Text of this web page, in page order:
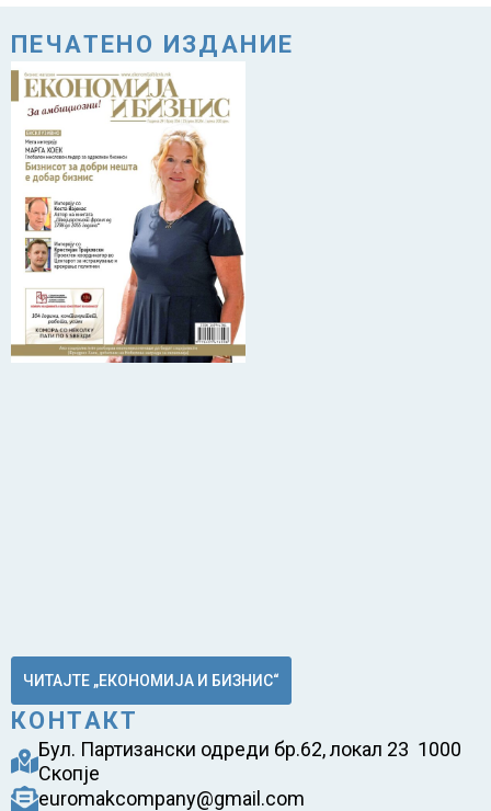
ПЕЧАТЕНО ИЗДАНИЕ
ЧИТАЈТЕ „ЕКОНОМИЈА И БИЗНИС“
КОНТАКТ
Бул. Партизански одреди бр.62, локал 23 1000
Скопје
euromakcompany@gmail.com